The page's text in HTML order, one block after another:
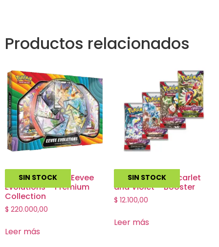
Productos relacionados
SIN STOCK
Pokemon TCG – Eevee
Evolutions – Premium
Collection
$ 220.000,00
Leer más
SIN STOCK
Pokemon TCG Scarlet
and Violet – Booster
$ 12.100,00
Leer más